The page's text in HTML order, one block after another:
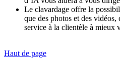
Le clavardage offre la
que des photos et des vidéos,
service à la clientèle à mieux
Haut de page